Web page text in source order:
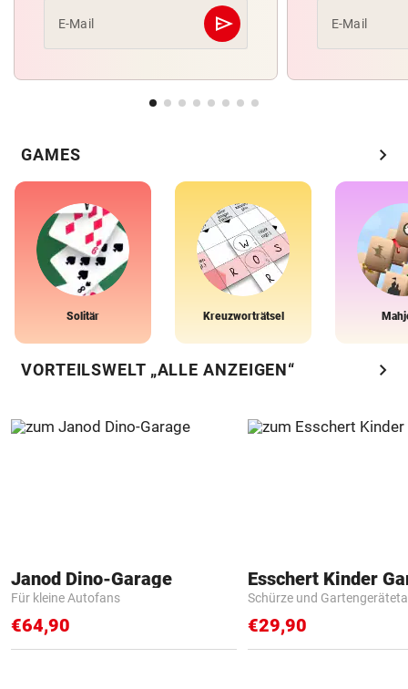
E-Mail send
Abschicken E-Mail
GAMES chevron_right
Solitär Kreuzworträtsel
VORTEILSWELT „ALLE ANZEIGEN“ chevron_right
Janod Dino-Garage
Für kleine Autofans
€64,90
Schürze und
€29,90